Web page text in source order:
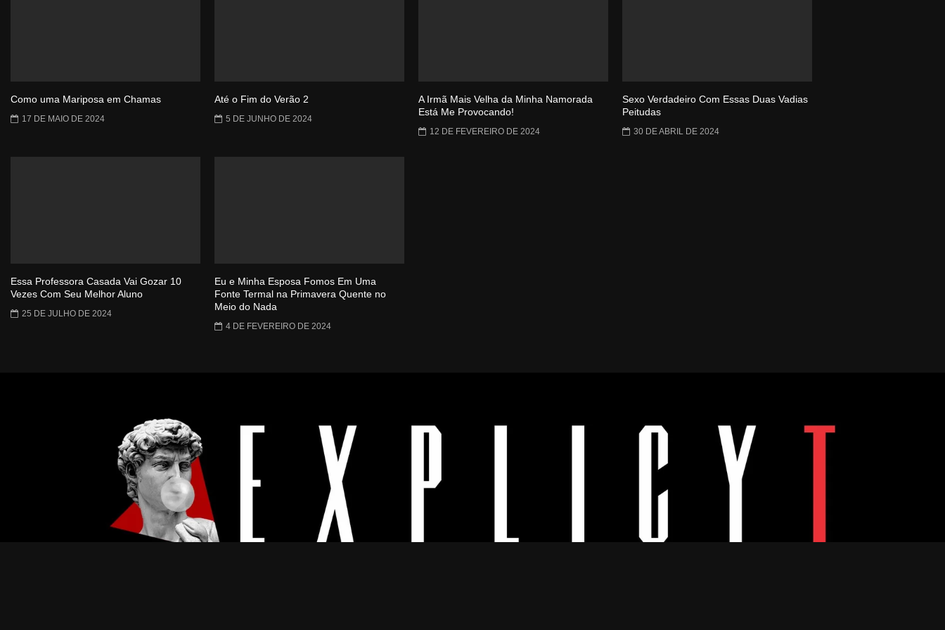
Como uma Mariposa em Chamas
17 DE MAIO DE 2024
Até o Fim do Verão 2
5 DE JUNHO DE 2024
A Irmã Mais Velha da Minha Namorada
Está Me Provocando!
12 DE FEVEREIRO DE 2024
Sexo Verdadeiro Com Essas Duas Vadias
Peitudas
30 DE ABRIL DE 2024
Essa Professora Casada Vai Gozar 10
Vezes Com Seu Melhor Aluno
25 DE JULHO DE 2024
Eu e Minha Esposa Fomos Em Uma
Fonte Termal na Primavera Quente no
Meio do Nada
4 DE FEVEREIRO DE 2024